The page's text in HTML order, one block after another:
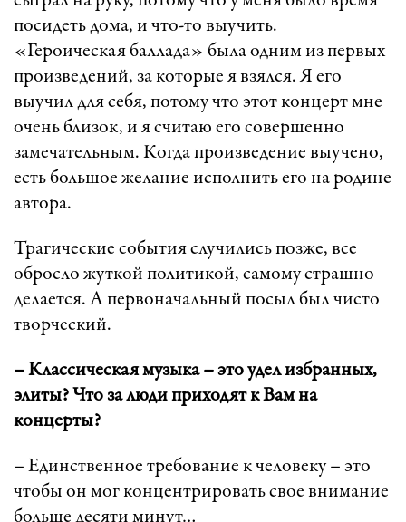
посидеть дома, и что-то выучить.
«Героическая баллада» была одним из первых
произведений, за которые я взялся. Я его
выучил для себя, потому что этот концерт мне
очень близок, и я считаю его совершенно
замечательным. Когда произведение выучено,
есть большое желание исполнить его на родине
автора.
Трагические события случились позже, все
обросло жуткой политикой, самому страшно
делается. А первоначальный посыл был чисто
творческий.
– Классическая музыка – это удел избранных,
элиты? Что за люди приходят к Вам на
концерты?
– Единственное требование к человеку – это
чтобы он мог концентрировать свое внимание
больше десяти минут…